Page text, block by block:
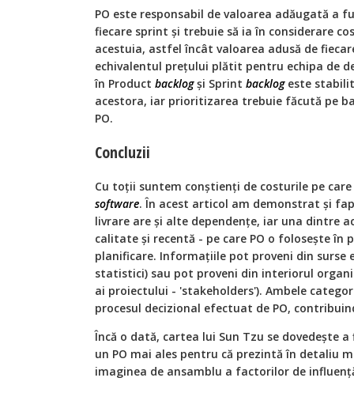
PO este responsabil de valoarea adăugată a
fiecare sprint și trebuie să ia în considerare
acestuia, astfel încât valoarea adusă de
echivalentul prețului plătit pentru echipa de
în Product backlogși Sprint backlogeste
acestora, iar prioritizarea trebuie făcută pe
PO.
Concluzii
Cu toții suntem conștienți de costurile pe
software. În acest articol am demonstrat și
livrare are și alte dependențe, iar una dintre
calitate și recentă - pe care PO o folosește în
planificare. Informațiile pot proveni din surse
statistici) sau pot proveni din interiorul
ai proiectului - 'stakeholders'). Ambele
procesul decizional efectuat de PO,
Încă o dată, cartea lui Sun Tzu se dovedește
un PO mai ales pentru că prezintă în detaliu
imaginea de ansamblu a factorilor de